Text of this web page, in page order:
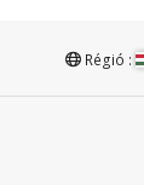
Régió :